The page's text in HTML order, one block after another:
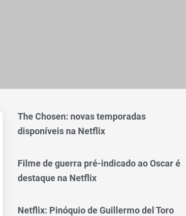
The Chosen: novas temporadas
disponíveis na Netflix
Filme de guerra pré-indicado ao Oscar é
destaque na Netflix
Netflix: Pinóquio de Guillermo del Toro